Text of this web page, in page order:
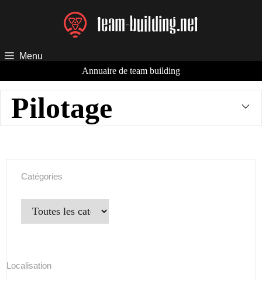
Menu
Annuaire de team building
Pilotage
Catégories
Localisation